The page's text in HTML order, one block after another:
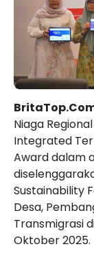
Niaga
Integrated
Award dalam
Sustainability
Desa,
Transmigrasi
Oktober 2025.